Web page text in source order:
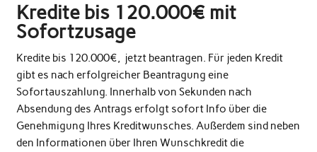
Kredite bis 120.000€ mit
Sofortzusage
Kredite bis 120.000€, jetzt beantragen. Für jeden Kredit
gibt es nach erfolgreicher Beantragung eine
Sofortauszahlung. Innerhalb von Sekunden nach
Absendung des Antrags erfolgt sofort Info über die
Genehmigung Ihres Kreditwunsches. Außerdem sind neben
den Informationen über Ihren Wunschkredit die